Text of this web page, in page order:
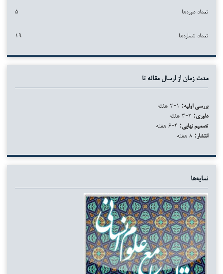
تعداد دوره‌ها ۵
تعداد شماره‌ها ۱۹
مدت زمان از ارسال مقاله تا
بررسی اولیه:
داوری:
تصمیم نهایی:
انتشار:
نمایه‌ها